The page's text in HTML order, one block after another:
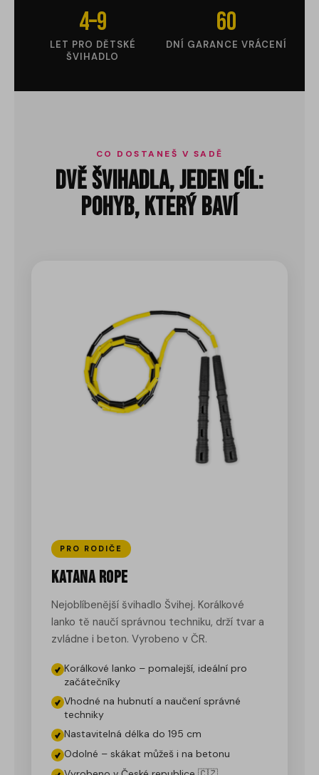
4–9
LET PRO DĚTSKÉ
ŠVIHADLO
60
DNÍ GARANCE VRÁCENÍ
CO DOSTANEŠ V SADĚ
Dvě švihadla, jeden cíl:
pohyb, který baví
PRO RODIČE
Katana Rope
Nejoblíbenější švihadlo Švihej. Korálkové
lanko tě naučí správnou techniku, drží tvar a
zvládne i beton. Vyrobeno v ČR.
Korálkové lanko – pomalejší, ideální pro
začátečníky
Vhodné na hubnutí a naučení správné
techniky
Nastavitelná délka do 195 cm
Odolné – skákat můžeš i na betonu